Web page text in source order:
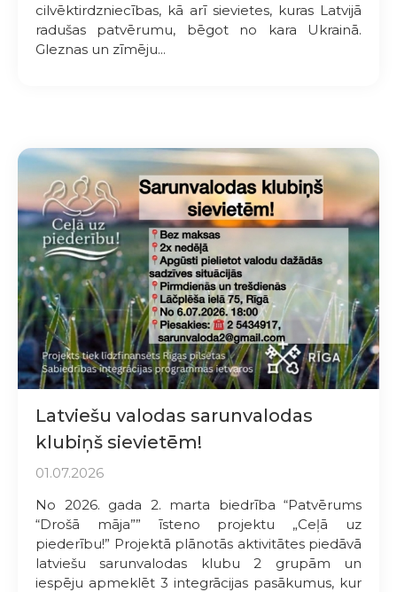
cilvēktirdzniecības, kā arī sievietes, kuras Latvijā
radušas patvērumu, bēgot no kara Ukrainā.
Gleznas un zīmēju...
Latviešu valodas sarunvalodas
klubiņš sievietēm!
01.07.2026
No 2026. gada 2. marta biedrība “Patvērums
“Drošā māja”” īsteno projektu „Ceļā uz
piederību!” Projektā plānotās aktivitātes piedāvā
latviešu sarunvalodas klubu 2 grupām un
iespēju apmeklēt 3 integrācijas pasākumus, kur